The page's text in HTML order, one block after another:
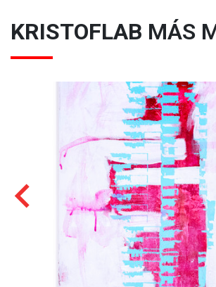
KRISTOFLAB MÁS